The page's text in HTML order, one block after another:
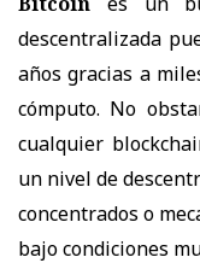
descentralizada
años gracias a
cómputo. No
cualquier
un nivel de
concentrados o
bajo condiciones